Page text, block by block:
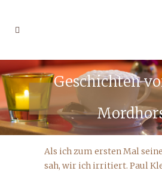
Geschichten
Als ich zum ersten Mal
sah, wir ich irritiert. Paul